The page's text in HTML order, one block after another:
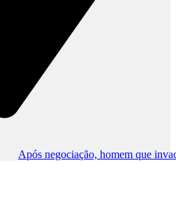
Após negociação, homem que invadiu